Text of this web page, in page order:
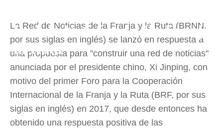
Red de Noticias de "la Franja y
la Ruta"
La Red de Noticias de la Franja y la Ruta (BRNN,
por sus siglas en inglés) se lanzó en respuesta a
una propuesta para "construir una red de noticias"
anunciada por el presidente chino, Xi Jinping, con
motivo del primer Foro para la Cooperación
Internacional de la Franja y la Ruta (BRF, por sus
siglas en inglés) en 2017, que desde entonces ha
obtenido una respuesta positiva de las